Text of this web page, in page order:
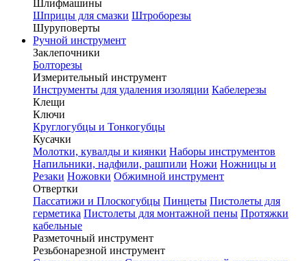
Шлифмашины
Шприцы для смазки Штроборезы
Шуруповерты
Ручной инструмент
Заклепочники
Болторезы
Измерительный инструмент
Инструменты для удаления изоляции Кабелерезы
Клещи
Ключи
Круглогубцы и Тонкогубцы
Кусачки
Молотки, кувалды и киянки Наборы инструментов
Напильники, надфили, рашпили Ножи Ножницы и
Резаки Ножовки Обжимной инструмент
Отвертки
Пассатижи и Плоскогубцы Пинцеты Пистолеты для
герметика Пистолеты для монтажной пены Протяжки
кабельные
Разметочный инструмент
Резьбонарезной инструмент